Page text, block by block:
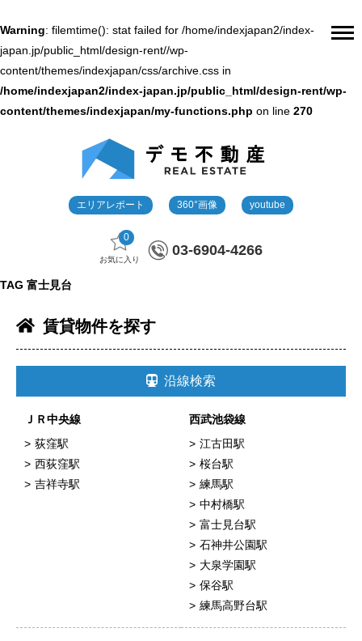
Warning: filemtime(): stat failed for /home/indexjapan2/index-
japan.jp/public_html/design-rent//wp-
content/themes/indexjapan/css/archive.css in
/home/indexjapan2/index-japan.jp/public_html/design-rent/wp-
content/themes/indexjapan/my-functions.php on line 270
エリアレポート 360°画像 youtube
0
お気に入り
03-6904-4266
TAG 富士見台
賃貸物件を探す
沿線検索
ＪＲ中央線
荻窪駅
西荻窪駅
吉祥寺駅
西武池袋線
江古田駅
桜台駅
練馬駅
中村橋駅
富士見台駅
石神井公園駅
大泉学園駅
保谷駅
練馬高野台駅